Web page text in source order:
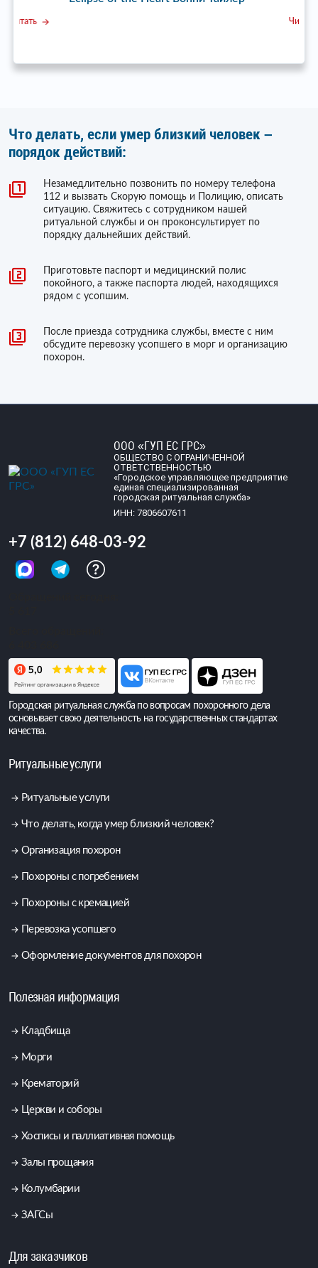
Что делать, если умер близкий человек –
порядок действий:
Незамедлительно позвонить по номеру телефона
112 и вызвать Скорую помощь и Полицию, описать
ситуацию. Свяжитесь с сотрудником нашей
ритуальной службы и он проконсультирует по
порядку дальнейших действий.
Приготовьте паспорт и медицинский полис
покойного, а также паспорта людей, находящихся
рядом с усопшим.
После приезда сотрудника службы, вместе с ним
обсудите перевозку усопшего в морг и организацию
похорон.
ООО «ГУП ЕС ГРС»
ОБЩЕСТВО С ОГРАНИЧЕННОЙ
ОТВЕТСТВЕННОСТЬЮ
«Городское управляющее предприятие
единая специализированная
городская ритуальная служба»
ИНН: 7806607611
+7 (812) 648-03-92
Городская ритуальная служба по вопросам похоронного дела
основывает свою деятельность на государственных стандартах
качества.
Ритуальные услуги
Ритуальные услуги
Что делать, когда умер близкий человек?
Организация похорон
Похороны с погребением
Похороны с кремацией
Перевозка усопшего
Оформление документов для похорон
Полезная информация
Кладбища
Морги
Крематорий
Церкви и соборы
Хосписы и паллиативная помощь
Залы прощания
Колумбарии
ЗАГСы
Для заказчиков